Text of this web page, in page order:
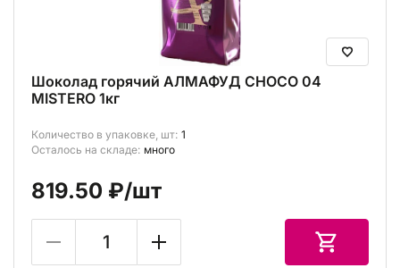
Шоколад горячий АЛМАФУД CHOCO 04
MISTERO 1кг
Количество в упаковке, шт: 1
Осталось на складе: много
819.50 ₽/шт